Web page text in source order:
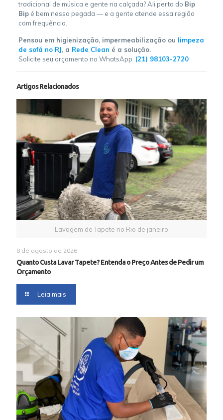
tradicional de música e gente na calçada? Ali perto do Bip
Bipé bem nessa pegada — e a gente atende essa região
com frequência.
Pensou em higienização, impermeabilização ou limpeza
de sofá no RJ, a Rede Clean é a solução.
Solicite seu orçamento no WhatsApp: (21) 98103-2720
Artigos Relacionados
Lavagem de Tapete no Rio de janeiro
8 de agosto de 2026
Quanto Custa Lavar Tapete? Entenda o Preço Antes de Pedir um
Orçamento
Leia mais